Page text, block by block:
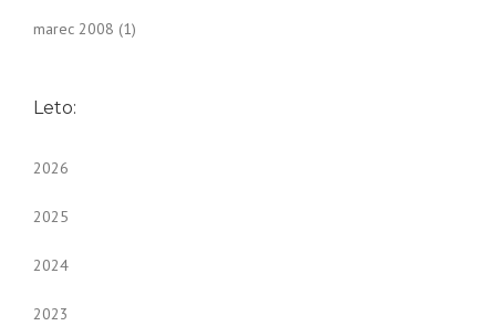
marec 2008 (1)
Leto:
2026
2025
2024
2023